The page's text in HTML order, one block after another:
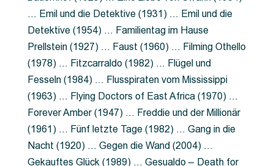
… Emil und die Detektive (1931) … Emil und die
Detektive (1954) … Familientag im Hause
Prellstein (1927) … Faust (1960) … Filming Othello
(1978) … Fitzcarraldo (1982) … Flügel und
Fesseln (1984) … Flusspiraten vom Mississippi
(1963) … Flying Doctors of East Africa (1970) …
Forever Amber (1947) … Freddie und der Millionär
(1961) … Fünf letzte Tage (1982) … Gang in die
Nacht (1920) … Gegen die Wand (2004) …
Gekauftes Glück (1989) … Gesualdo – Death for